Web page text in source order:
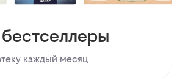
каждый месяц